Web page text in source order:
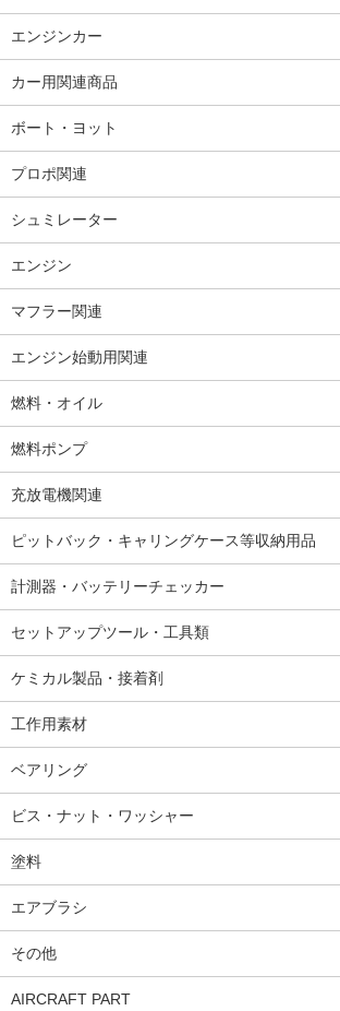
エンジンカー
カー用関連商品
ボート・ヨット
プロポ関連
シュミレーター
エンジン
マフラー関連
エンジン始動用関連
燃料・オイル
燃料ポンプ
充放電機関連
ピットバック・キャリングケース等収納用品
計測器・バッテリーチェッカー
セットアップツール・工具類
ケミカル製品・接着剤
工作用素材
ベアリング
ビス・ナット・ワッシャー
塗料
エアブラシ
その他
AIRCRAFT PART